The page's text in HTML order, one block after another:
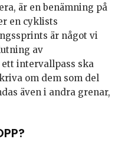
är en benämning på
en cyklists
är något vi
av
intervallpass ska
om dem som del
även i andra grenar,